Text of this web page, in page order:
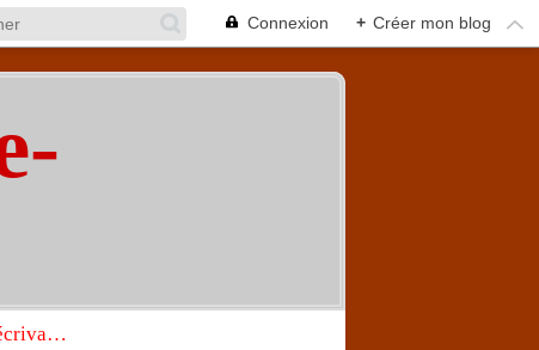
Connexion + Créer mon blog
Réhabilitation d’un écrivain de langue bretonne aujourd’hui mal connu et méconnu